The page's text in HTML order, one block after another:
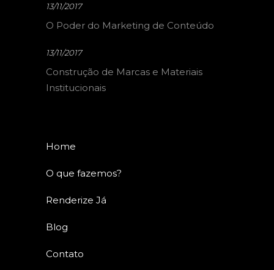
13/11/2017
O Poder do Marketing de Conteúdo
13/11/2017
Construção de Marcas e Materiais
Institucionais
Home
O que fazemos?
Renderize Já
Blog
Contato